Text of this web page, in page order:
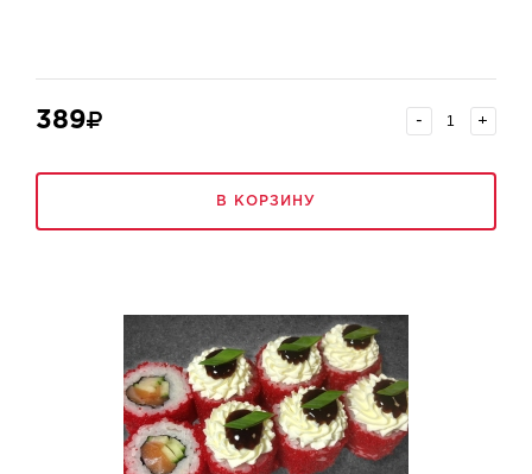
389 - +
В КОРЗИНУ